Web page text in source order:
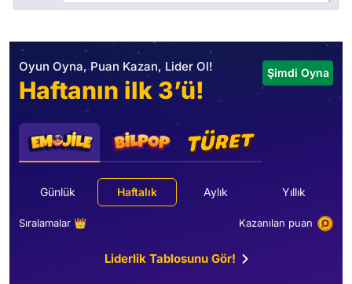
Oyun Oyna, Puan Kazan, Lider Ol!
Haftanın ilk 3’ü!
Şimdi Oyna
Günlük Haftalık Aylık Yıllık
Sıralamalar 👑 Kazanılan puan
Liderlik Tablosunu Gör!